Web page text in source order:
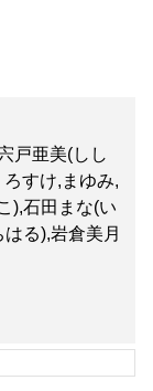
戸亜美(しし
すけ,まゆみ,
),石田まな(い
る),岩倉美月